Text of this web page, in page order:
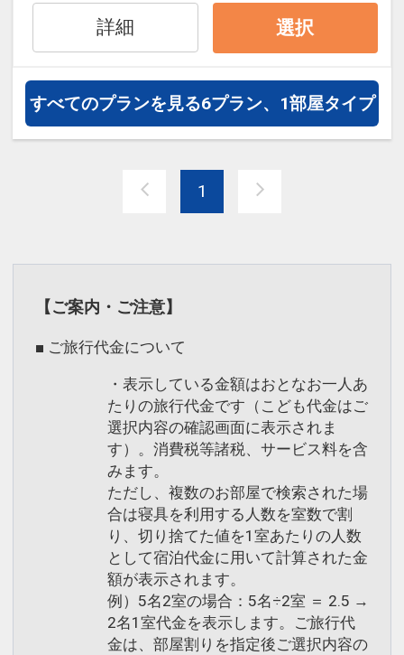
の項目でご確認のうえ、予約にお進
み下さい。
設定期間：2026年4月1日～2027年3月
31日
詳細 選択
すべてのプランを見る6プラン、1部屋タイプ
1
【ご案内・ご注意】
■ ご旅行代金について
・表示している金額はおとなお一人あ
たりの旅行代金です（こども代金はご
選択内容の確認画面に表示されま
す）。消費税等諸税、サービス料を含
みます。
ただし、複数のお部屋で検索された場
合は寝具を利用する人数を室数で割
り、切り捨てた値を1室あたりの人数
として宿泊代金に用いて計算された金
額が表示されます。
例）5名2室の場合：5名÷2室 ＝ 2.5 →
2名1室代金を表示します。ご旅行代
金は、部屋割りを指定後ご選択内容の